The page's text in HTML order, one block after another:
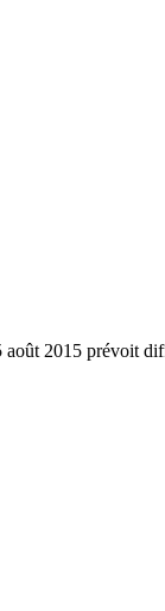
2015 prévoit